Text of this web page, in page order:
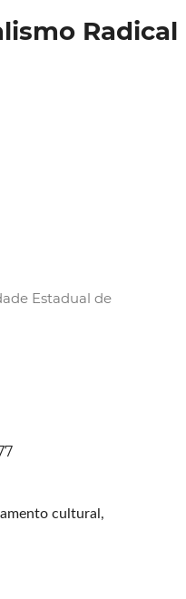
Radical
Estadual de
cultural,